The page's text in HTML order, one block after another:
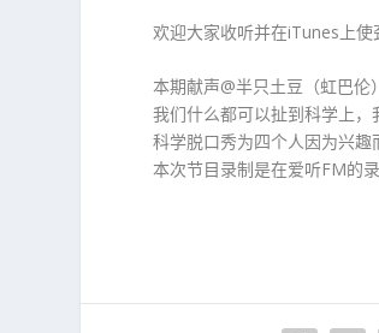
欢迎大家收听并在iTunes上使
本期献声@半只土豆（虹巴伦
我们什么都可以扯到科学上
科学脱口秀为四个人因为兴趣
本次节目录制是在爱听FM的